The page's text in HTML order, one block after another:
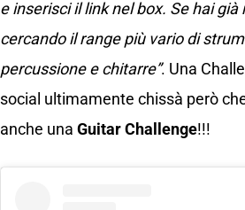
e inserisci il link nel box. Se hai
cercando il range più vario di
percussione e chitarre”. Una
social ultimamente chissà però
anche una Guitar Challenge!!!